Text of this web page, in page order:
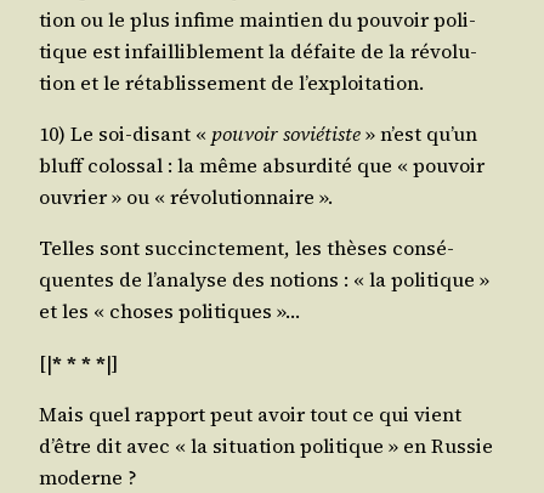
tion ou le plus infime main­tien du pou­voir poli­
tique est infailli­ble­ment la défaite de la révo­lu­
tion et le réta­blis­se­ment de l’exploitation.
10) Le soi-disant « pou­voir sovié­tiste» n’est qu’un
bluff colos­sal : la même absur­di­té que « pou­voir
ouvrier » ou « révolutionnaire ».
Telles sont suc­cinc­te­ment, les thèses consé­
quentes de l’analyse des notions : « la poli­tique »
et les « choses politiques »…
[|* * * *|]
Mais quel rap­port peut avoir tout ce qui vient
d’être dit avec « la situa­tion poli­tique » en Rus­sie
moderne ?